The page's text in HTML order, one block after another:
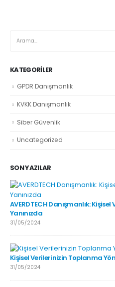
KATEGORILER
GPDR Danışmanlık
KVKK Danışmanlık
Siber Güvenlik
Uncategorized
SON YAZILAR
AVERDTECH Danışmanlık:
Yanınızda
31/05/2024
Kişisel Verilerinizin Toplanma
31/05/2024